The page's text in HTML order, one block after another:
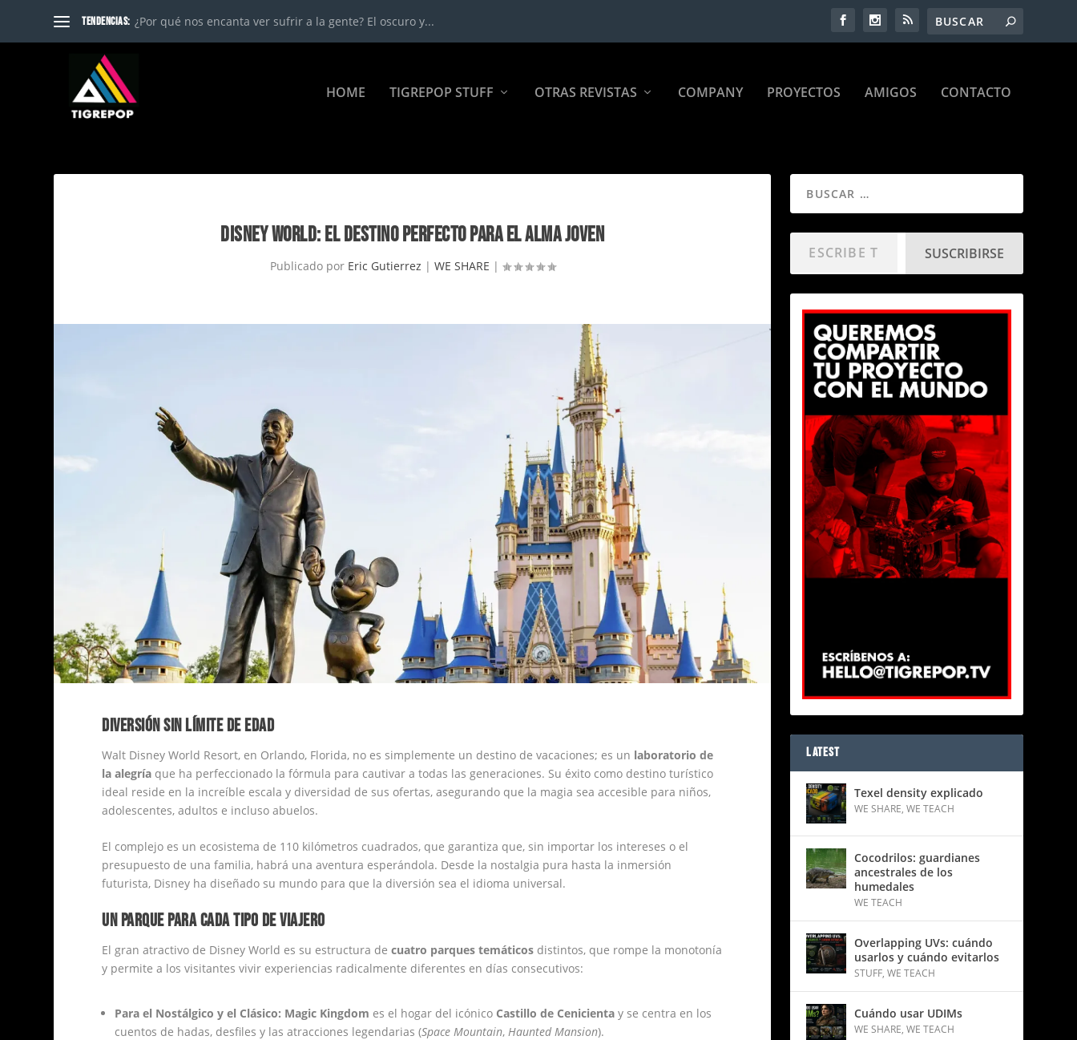
TENDENCIAS: ¿Por qué nos encanta ver sufrir a la gente? El oscuro y...
HOME TIGREPOP STUFF OTRAS REVISTAS COMPANY PROYECTOS AMIGOS CONTACTO
DISNEY WORLD: EL DESTINO PERFECTO PARA EL ALMA JOVEN
Publicado por Eric Gutierrez | WE SHARE |
DIVERSIÓN SIN LÍMITE DE EDAD
Walt Disney World Resort, en Orlando, Florida, no es simplemente un destino de vacaciones; es un laboratorio de
la alegría que ha perfeccionado la fórmula para cautivar a todas las generaciones. Su éxito como destino turístico
ideal reside en la increíble escala y diversidad de sus ofertas, asegurando que la magia sea accesible para niños,
adolescentes, adultos e incluso abuelos.
El complejo es un ecosistema de 110 kilómetros cuadrados, que garantiza que, sin importar los intereses o el
presupuesto de una familia, habrá una aventura esperándola. Desde la nostalgia pura hasta la inmersión
futurista, Disney ha diseñado su mundo para que la diversión sea el idioma universal.
UN PARQUE PARA CADA TIPO DE VIAJERO
El gran atractivo de Disney World es su estructura decuatro parques temáticos distintos, que rompe la monotonía
y permite a los visitantes vivir experiencias radicalmente diferentes en días consecutivos:
Para el Nostálgico y el Clásico: Magic Kingdom es el hogar del icónico Castillo de Cenicienta y se centra en los
cuentos de hadas, desfiles y las atracciones legendarias (Space Mountain, Haunted Mansion).
SUSCRIBIRSE
LATEST
Texel density explicado
WE SHARE,WE TEACH
Cocodrilos: guardianes
ancestrales de los
humedales
WE TEACH
Overlapping UVs: cuándo
usarlos y cuándo evitarlos
STUFF,WE TEACH
Cuándo usar UDIMs
WE SHARE,WE TEACH